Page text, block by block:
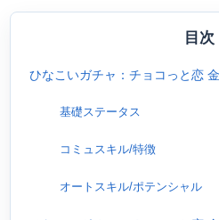
目次
ひなこいガチャ：チョコっと恋
基礎ステータス
コミュスキル/特徴
オートスキル/ポテンシャル